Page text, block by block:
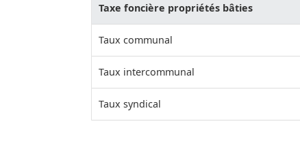
Taxe foncière propriétés bâties
Taux communal
Taux intercommunal
Taux syndical